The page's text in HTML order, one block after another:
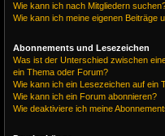
Wie kann ich nach Mitgliedern
Wie kann ich meine eigenen Beiträge
Abonnements und Lesezeichen
Was ist der Unterschied zwischen
ein Thema oder Forum?
Wie kann ich ein Lesezeichen auf ein
Wie kann ich ein Forum abonnieren?
Wie deaktiviere ich meine